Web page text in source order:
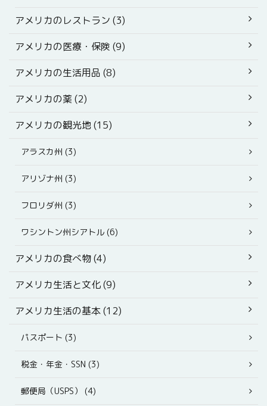
アメリカのレストラン (3)
アメリカの医療・保険 (9)
アメリカの生活用品 (8)
アメリカの薬 (2)
アメリカの観光地 (15)
アラスカ州 (3)
アリゾナ州 (3)
フロリダ州 (3)
ワシントン州シアトル (6)
アメリカの食べ物 (4)
アメリカ生活と文化 (9)
アメリカ生活の基本 (12)
パスポート (3)
税金・年金・SSN (3)
郵便局（USPS） (4)